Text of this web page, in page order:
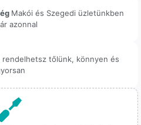
Makói és Szegedi üzletünkben
azonnal
rendelhetsz tőlünk, könnyen és